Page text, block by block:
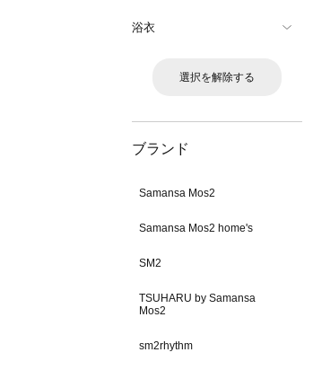
浴衣
選択を解除する
ブランド
Samansa Mos2
Samansa Mos2 home's
SM2
TSUHARU by Samansa
Mos2
sm2rhythm